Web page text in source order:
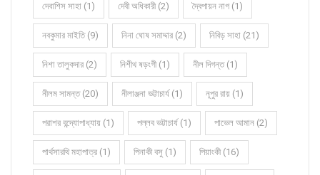
দেবাশিস সাহা (1) দেবী অধিকারী (2) দ্বৈপায়ন নাগ (1)
নবকুমার মাইতি (9) নিনা ঘোষ সমাদ্দার (2) নিবিড় সাহা (21)
নিশা তালুকদার (2) নিশীথ ষড়ংগী (1) নীল দিগন্ত (1)
নীলম সামন্ত (20) নীলাঞ্জনা ভট্টাচার্য (1) নূপুর রায় (1)
পরাশর বন্দ্যোপাধ্যায় (1) পল্লব ভট্টাচার্য (1) পাভেল আমান (2)
পার্থসারথি মহাপাত্র (1) পিনাকী বসু (1) পিয়াংকী (16)